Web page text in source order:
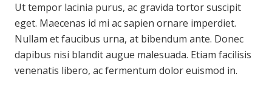
Ut tempor lacinia purus, ac gravida tortor suscipit
eget. Maecenas id mi ac sapien ornare imperdiet.
Nullam et faucibus urna, at bibendum ante. Donec
dapibus nisi blandit augue malesuada. Etiam facilisis
venenatis libero, ac fermentum dolor euismod in.